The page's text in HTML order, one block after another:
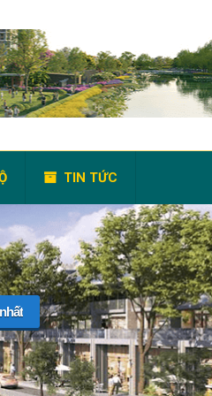
TIN TỨC
TRỢ 24/24